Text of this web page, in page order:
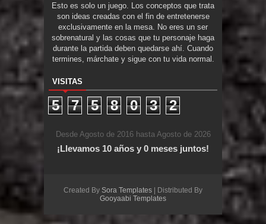
Esto es solo un juego. Los conceptos que trata
son ideas creadas con el fin de entretenerse
exclusivamente en la mesa. No eres un ser
sobrenatural y las cosas que tu personaje haga
durante la partida deben quedarse ahí. Cuando
termines, márchate y sigue con tu vida normal.
VISITAS
5 7 5 8 0 3 2
Desde Agosto de 2016 hasta Agosto de 2026
¡Llevamos 10 años y 0 meses juntos!
Created By Sora Templates | Distributed By
Gooyaabi Templates